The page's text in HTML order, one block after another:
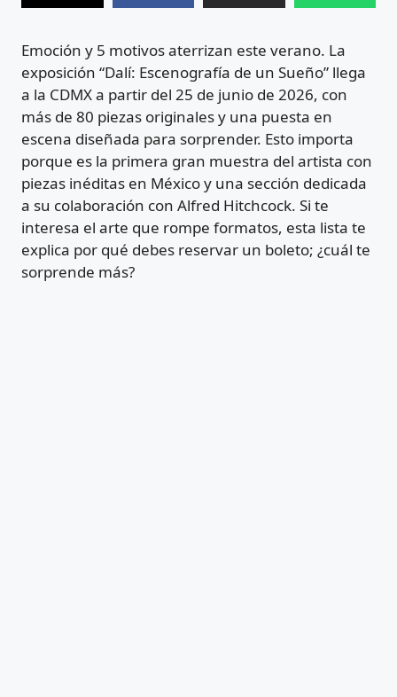
Emoción y 5 motivos aterrizan este verano. La
exposición “Dalí: Escenografía de un Sueño” llega
a la CDMX a partir del 25 de junio de 2026, con
más de 80 piezas originales y una puesta en
escena diseñada para sorprender. Esto importa
porque es la primera gran muestra del artista con
piezas inéditas en México y una sección dedicada
a su colaboración con Alfred Hitchcock. Si te
interesa el arte que rompe formatos, esta lista te
explica por qué debes reservar un boleto; ¿cuál te
sorprende más?